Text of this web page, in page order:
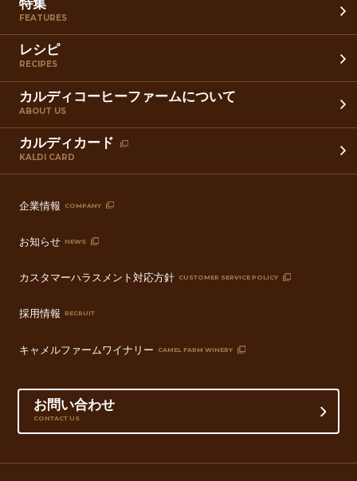
特集
FEATURES
レシピ
RECIPES
カルディコーヒーファームについて
ABOUT US
カルディカード
KALDI CARD
企業情報 COMPANY
お知らせ NEWS
カスタマーハラスメント対応方針 CUSTOMER SERVICE POLICY
採用情報 RECRUIT
キャメルファームワイナリー CAMEL FARM WINERY
お問い合わせ
CONTACT US